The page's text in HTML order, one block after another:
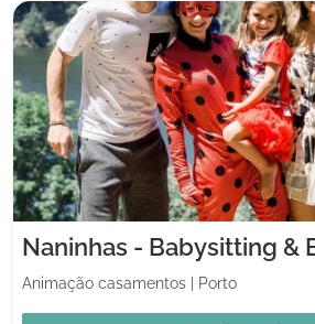
Naninhas - Babysitting &
Animação casamentos Porto